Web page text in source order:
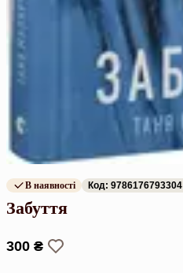
В наявності Код: 9786176793304
Забуття
300 ₴